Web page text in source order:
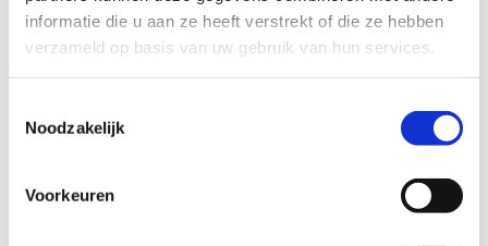
informatie die u aan ze heeft verstrekt of die ze hebben
verzameld op basis van uw gebruik van hun services.
Noodzakelijk
Voorkeuren